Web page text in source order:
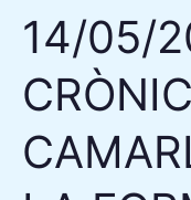
14/05/
DE
MESES
PER
A